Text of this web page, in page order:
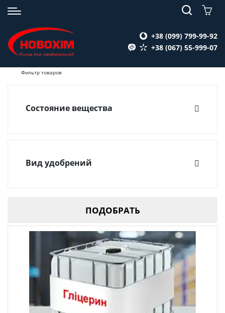
+38 (099) 799-99-92
+38 (067) 55-999-07
Фильтр товаров
Состояние вещества
Вид удобрений
ПОДОБРАТЬ